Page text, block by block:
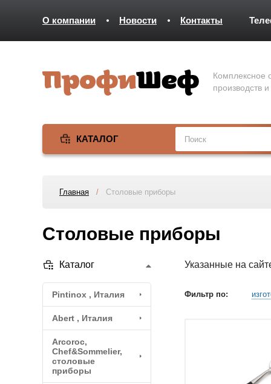
О компании Новости Контакты
Комплексное
производств
КАТАЛОГ
Главная / Столовые приборы
Столовые приборы
Каталог
Pintinox , Италия
Abert , Италия
Arcoroc,
Chef&Sommelier,
столовые
приборы
Указанные на
Фильтр по: